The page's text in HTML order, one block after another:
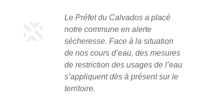
Le Préfet du Calvados a placé
notre commune en alerte
sécheresse. Face à la situation
de nos cours d’eau, des mesures
de restriction des usages de l’eau
s’appliquent dès à présent sur le
territoire.